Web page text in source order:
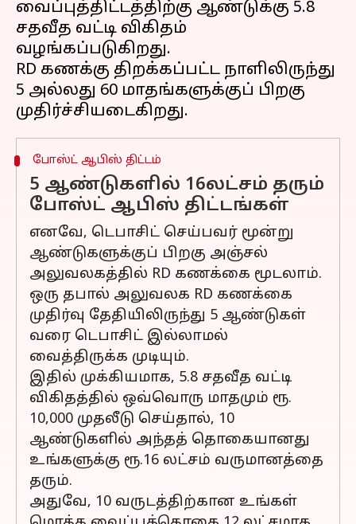
வைப்புத்திட்டத்திற்கு ஆண்டுக்கு 5.8
சதவீத வட்டி விகிதம்
வழங்கப்படுகிறது.
RD கணக்கு திறக்கப்பட்ட நாளிலிருந்து
5 அல்லது 60 மாதங்களுக்குப் பிறகு
போஸ்ட் ஆபிஸ் திட்டம்
5 ஆண்டுகளில் 16லட்சம் தரும்
போஸ்ட் ஆபிஸ் திட்டங்கள்
எனவே, டெபாசிட் செய்பவர் மூன்று
ஆண்டுகளுக்குப் பிறகு அஞ்சல்
அலுவலகத்தில் RD கணக்கை மூடலாம்.
ஒரு தபால் அலுவலக RD கணக்கை
முதிர்வு தேதியிலிருந்து 5 ஆண்டுகள்
வரை டெபாசிட் இல்லாமல்
வைத்திருக்க முடியும்.
இதில் முக்கியமாக, 5.8 சதவீத வட்டி
விகிதத்தில் ஒவ்வொரு மாதமும் ரூ.
10,000 முதலீடு செய்தால், 10
ஆண்டுகளில் அந்தத் தொகையானது
உங்களுக்கு ரூ.16 லட்சம் வருமானத்தை
தரும்.
அதுவே, 10 வருடத்திற்கான உங்கள்